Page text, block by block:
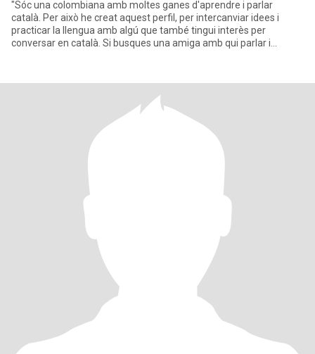
"Sóc una colombiana amb moltes ganes d'aprendre i parlar
català. Per això he creat aquest perfil, per intercanviar idees i
practicar la llengua amb algú que també tingui interès per
conversar en català. Si busques una amiga amb qui parlar i